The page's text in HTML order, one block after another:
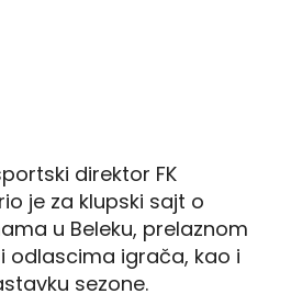
direktor FK
je za klupski sajt o
u Beleku, prelaznom
odlascima igrača, kao i
sezone.